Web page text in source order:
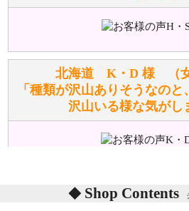
シュタイフのぬいぐるみは洗濯
るみのお手入れ方法を教えてくださ
詳しくはこちら をご覧ください。
ぬいぐるみの耳に付いているボ
味などがありますか？
詳しくはこちらをご覧ください。
北海道 K・D 様
「種類が沢山ありそうなの
沢山いる様な気がし
東京都 M・K 様
「対応はどちらも丁寧でした
Shop Contents